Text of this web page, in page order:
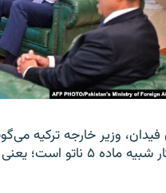
فیدان، وزیر خارجه ترکیه
یعنی حمله به یکی از اعضا، حمله به همه اعضا تلقی می‌شود.